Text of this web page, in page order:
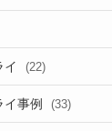
イ (22)
事例 (33)